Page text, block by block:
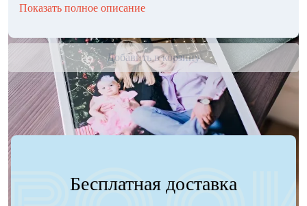
Показать полное описание
Добавить в корзину
Бесплатная доставка